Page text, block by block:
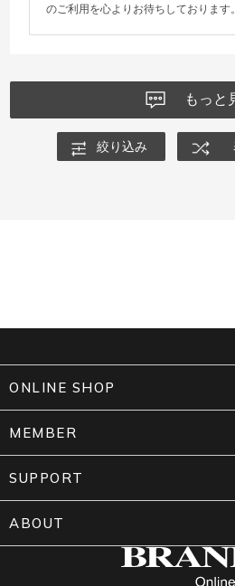
のご利用を心よりお待ちしております。
もっと
絞り込み
ONLINE SHOP
MEMBER
SUPPORT
ABOUT